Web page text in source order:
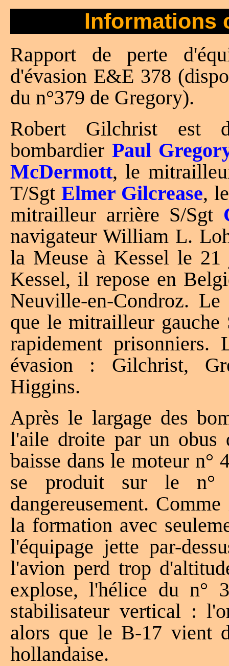
Informations
Rapport de perte
d'évasion E&E 378
du n°379 de Gregory).
Robert Gilchrist est
bombardier Paul
McDermott, le
T/Sgt Elmer Gilcrease,
mitrailleur arrière S/Sgt
navigateur William L.
la Meuse à Kessel le
Kessel, il repose en
Neuville-en-Condroz.
que le mitrailleur
rapidement prisonniers.
évasion : Gilchrist,
Higgins.
Après le largage des
l'aile droite par un obus
baisse dans le moteur n°
se produit sur le n°
dangereusement.
la formation avec
l'équipage jette par-
l'avion perd trop
explose, l'hélice du n°
stabilisateur vertical :
alors que le B-17 vient
hollandaise.